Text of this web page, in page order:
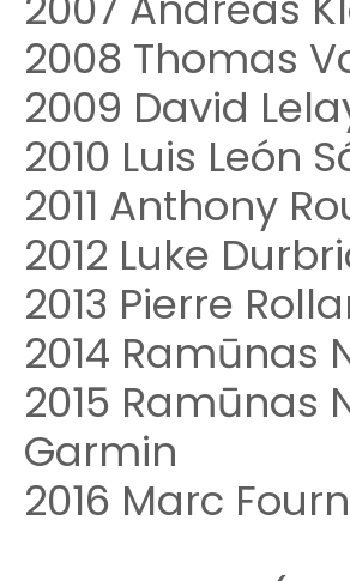
2008 Thomas
2009 David
2010 Luis León
2011 Anthony
2012 Luke
2013 Pierre
2014 Ramūnas
2015 Ramūnas
Garmin
2016 Marc